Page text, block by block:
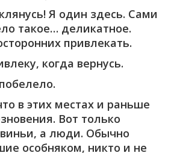
Я один здесь. Сами
такое… деликатное.
привлекать.
когда вернусь.
в этих местах и раньше
Вот только
а люди. Обычно
особняком, никто и не